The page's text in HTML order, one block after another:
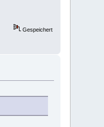
Gespeichert